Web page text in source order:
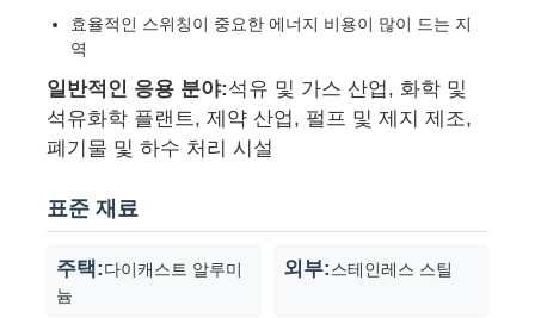
방폭 조명
방폭 경보 광
방폭 박스
효율적인 스위칭이 중요한 에너지 비용이 많이 드는 지
역
일반적인 응용 분야:석유 및 가스 산업, 화학 및
석유화학 플랜트, 제약 산업, 펄프 및 제지 제조,
폐기물 및 하수 처리 시설
표준 재료
주택:다이캐스트 알루미
늄
외부:스테인레스 스틸